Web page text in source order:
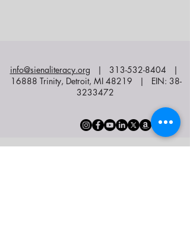
info@sienaliteracy.org | 313-532-8404 |
16888 Trinity, Detroit, MI 48219 | EIN: 38-
3233472